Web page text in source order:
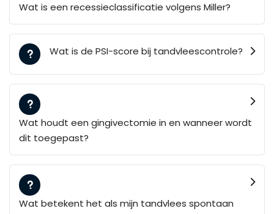
Wat is een recessieclassificatie volgens Miller?
Wat is de PSI-score bij tandvleescontrole?
Wat houdt een gingivectomie in en wanneer wordt
dit toegepast?
Wat betekent het als mijn tandvlees spontaan